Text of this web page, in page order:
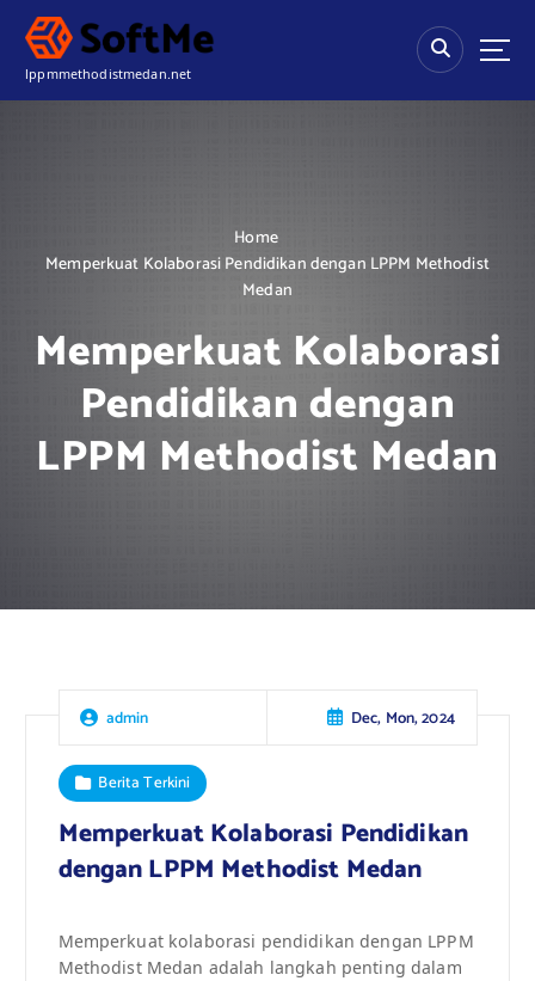
lppmmethodistmedan.net
Home
Memperkuat Kolaborasi Pendidikan dengan LPPM Methodist
Medan
Memperkuat Kolaborasi
Pendidikan dengan
LPPM Methodist Medan
admin Dec, Mon, 2024
Berita Terkini
Memperkuat Kolaborasi Pendidikan
dengan LPPM Methodist Medan
Memperkuat kolaborasi pendidikan dengan LPPM
Methodist Medan adalah langkah penting dalam